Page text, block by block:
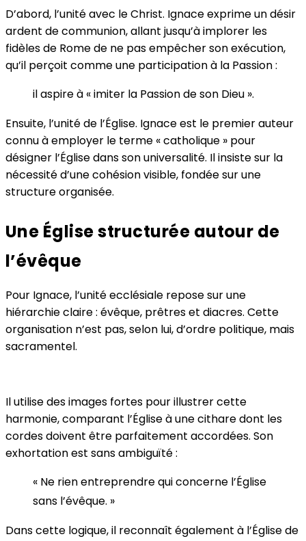
D’abord, l’unité avec le Christ. Ignace exprime un désir
ardent de communion, allant jusqu’à implorer les
fidèles de Rome de ne pas empêcher son exécution,
qu’il perçoit comme une participation à la Passion :
il aspire à « imiter la Passion de son Dieu ».
Ensuite, l’unité de l’Église. Ignace est le premier auteur
connu à employer le terme « catholique » pour
désigner l’Église dans son universalité. Il insiste sur la
nécessité d’une cohésion visible, fondée sur une
structure organisée.
Une Église structurée autour de
l’évêque
Pour Ignace, l’unité ecclésiale repose sur une
hiérarchie claire : évêque, prêtres et diacres. Cette
organisation n’est pas, selon lui, d’ordre politique, mais
sacramentel.
Il utilise des images fortes pour illustrer cette
harmonie, comparant l’Église à une cithare dont les
cordes doivent être parfaitement accordées. Son
exhortation est sans ambiguïté :
« Ne rien entreprendre qui concerne l’Église
sans l’évêque. »
Dans cette logique, il reconnaît également à l’Église de